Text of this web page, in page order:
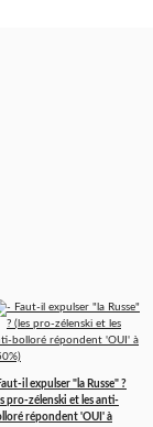
il expulser "la Russe" ?
pro-zélenski et les anti-
répondent 'OUI' à